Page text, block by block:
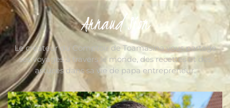
Arnaud Sion
Le créateur du Comptoir de Toamasina vous partage
ses voyages à travers le monde, des recettes et des
astuces dans sa vie de papa entrepreneur.